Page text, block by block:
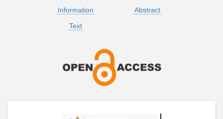
Information
Abstract
Text